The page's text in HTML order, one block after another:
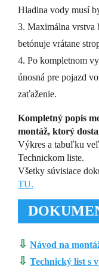
Hladina vody musí
3. Maximálna vrstva
betónuje vrátane
4. Po kompletnom
únosná pre pojazd
zaťaženie.
Kompletný popis
montáž, ktorý
Výkres a tabuľku
Technickom liste.
Všetky súvisiace
TU.
⇩ Návod na
⇩ Technický list s